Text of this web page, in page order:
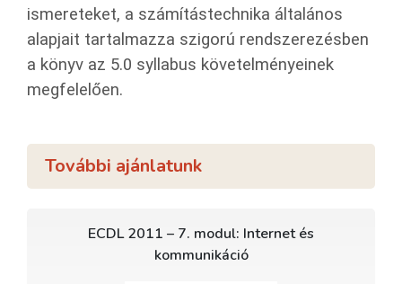
ismereteket, a számítástechnika általános
alapjait tartalmazza szigorú rendszerezésben
a könyv az 5.0 syllabus követelményeinek
megfelelően.
További ajánlatunk
ECDL 2011 – 7. modul: Internet és
kommunikáció